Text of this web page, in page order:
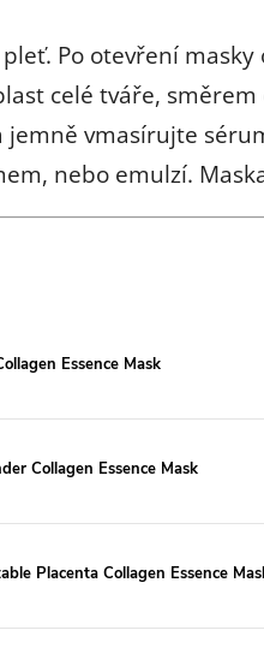
Po otevření
celé tváře,
vmasírujte
nebo emulzí.
Essence Mask
Collagen Essence Mask
Placenta Collagen Essence